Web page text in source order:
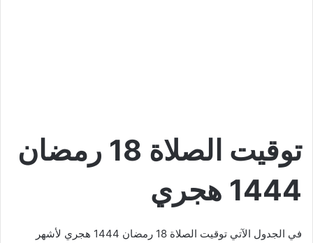
توقيت الصلاة 18
رمضان
1444 هجري
في الجدول الآتي توقيت الصلاة 18 رمضان 1444 هجري لأشهر